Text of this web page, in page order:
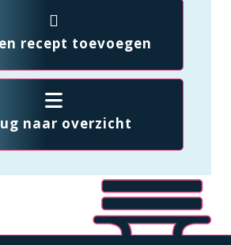
recept toevoegen
naar overzicht